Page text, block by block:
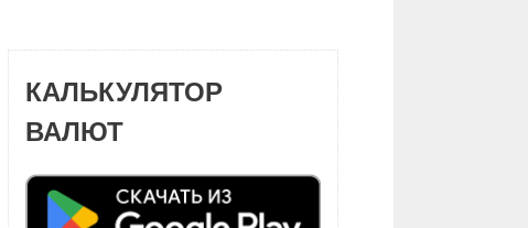
КАЛЬКУЛЯТОР
ВАЛЮТ